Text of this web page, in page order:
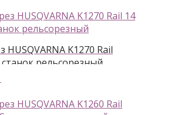
HUSQVARNA K1270 Rail
станок рельсорезный